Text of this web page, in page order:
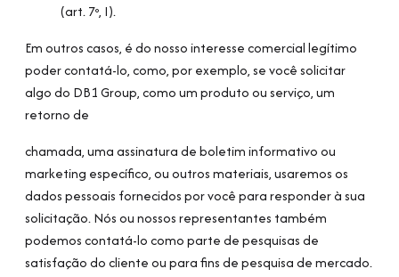
(art. 7º, I).
Em outros casos, é do nosso interesse comercial legítimo
poder contatá-lo, como, por exemplo, se você solicitar
algo do DB1 Group, como um produto ou serviço, um
retorno de
chamada, uma assinatura de boletim informativo ou
marketing específico, ou outros materiais, usaremos os
dados pessoais fornecidos por você para responder à sua
solicitação. Nós ou nossos representantes também
podemos contatá-lo como parte de pesquisas de
satisfação do cliente ou para fins de pesquisa de mercado.